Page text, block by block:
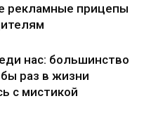
рекламные прицепы
нас: большинство
раз в жизни
с мистикой